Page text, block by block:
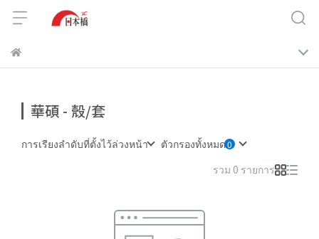
華碩 - 殼/套
การเรียงลำดับที่ตั้งไว้ล่วงหน้า
ตัวกรองทั้งหมด
รวม 0 รายการ